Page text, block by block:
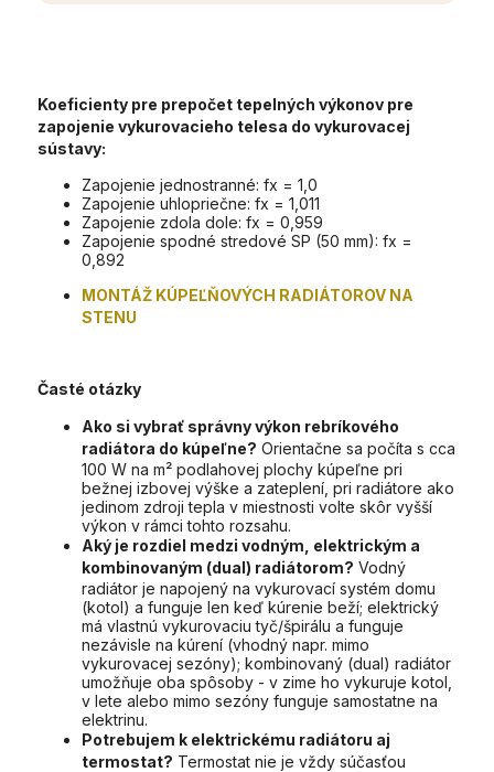
Koeficienty pre prepočet tepelných výkonov pre
zapojenie vykurovacieho telesa do vykurovacej
sústavy:
Zapojenie jednostranné: fx = 1,0
Zapojenie uhlopriečne: fx = 1,011
Zapojenie zdola dole: fx = 0,959
Zapojenie spodné stredové SP (50 mm): fx =
0,892
MONTÁŽ KÚPEĽŇOVÝCH RADIÁTOROV NA
STENU
Časté otázky
Ako si vybrať správny výkon rebríkového
radiátora do kúpeľne? Orientačne sa počíta s cca
100 W na m² podlahovej plochy kúpeľne pri
bežnej izbovej výške a zateplení, pri radiátore ako
jedinom zdroji tepla v miestnosti volte skôr vyšší
výkon v rámci tohto rozsahu.
Aký je rozdiel medzi vodným, elektrickým a
kombinovaným (dual) radiátorom? Vodný
radiátor je napojený na vykurovací systém domu
(kotol) a funguje len keď kúrenie beží; elektrický
má vlastnú vykurovaciu tyč/špirálu a funguje
nezávisle na kúrení (vhodný napr. mimo
vykurovacej sezóny); kombinovaný (dual) radiátor
umožňuje oba spôsoby - v zime ho vykuruje kotol,
v lete alebo mimo sezóny funguje samostatne na
elektrinu.
Potrebujem k elektrickému radiátoru aj
termostat? Termostat nie je vždy súčasťou